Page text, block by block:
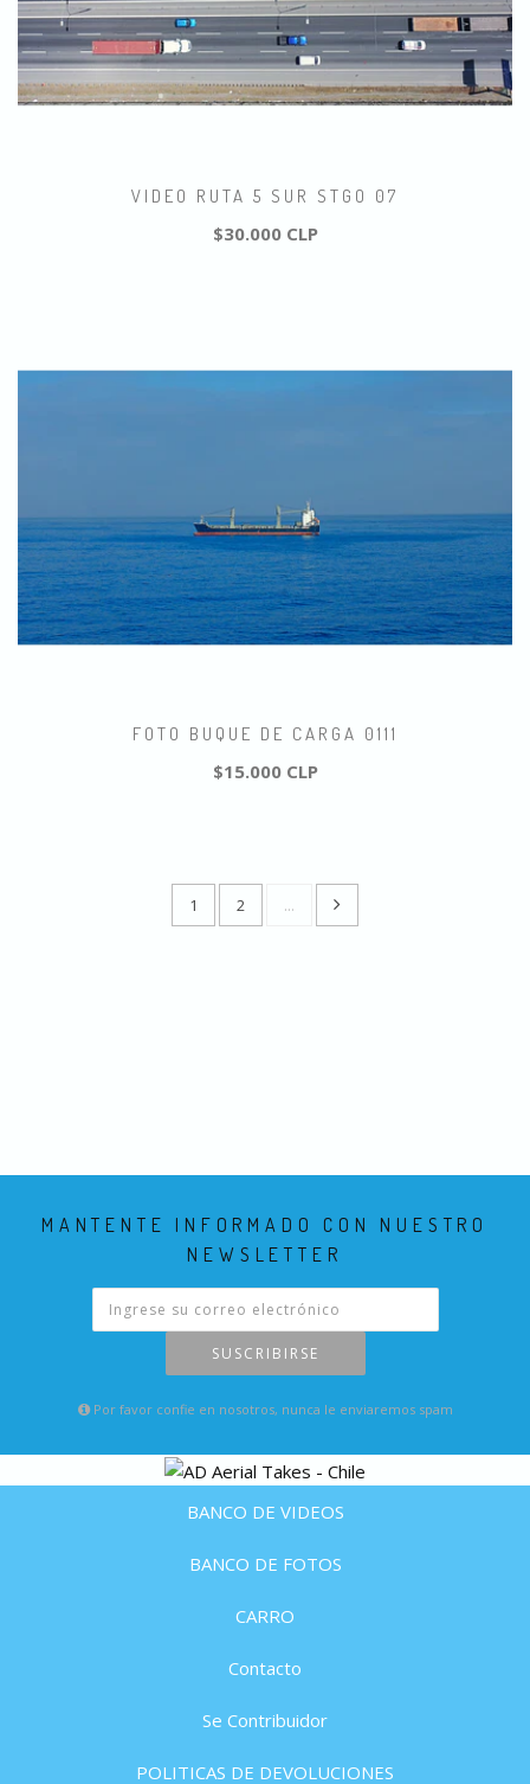
VIDEO RUTA 5 SUR STGO 07
$30.000 CLP
FOTO BUQUE DE CARGA 0111
$15.000 CLP
1 2 ...
MANTENTE INFORMADO CON NUESTRO
NEWSLETTER
SUSCRIBIRSE
Por favor confie en nosotros, nunca le enviaremos spam
BANCO DE VIDEOS
BANCO DE FOTOS
CARRO
Contacto
Se Contribuidor
POLITICAS DE DEVOLUCIONES